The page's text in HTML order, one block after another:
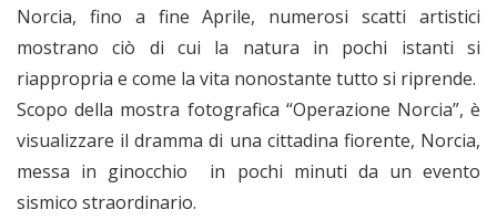
Norcia, fino a fine Aprile, numerosi scatti artistici
mostrano ciò di cui la natura in pochi istanti si
riappropria e come la vita nonostante tutto si riprende.
Scopo della mostra fotografica “Operazione Norcia”, è
visualizzare il dramma di una cittadina fiorente, Norcia,
messa in ginocchio in pochi minuti da un evento
sismico straordinario.